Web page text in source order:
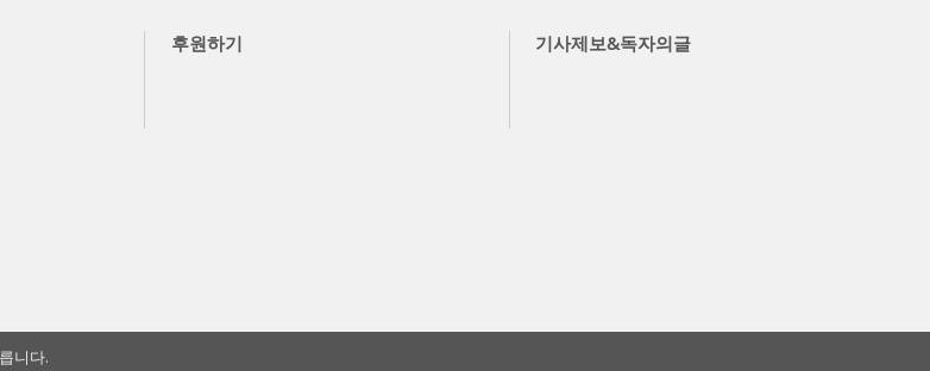
후원하기 기사제보&독자의글
니다.